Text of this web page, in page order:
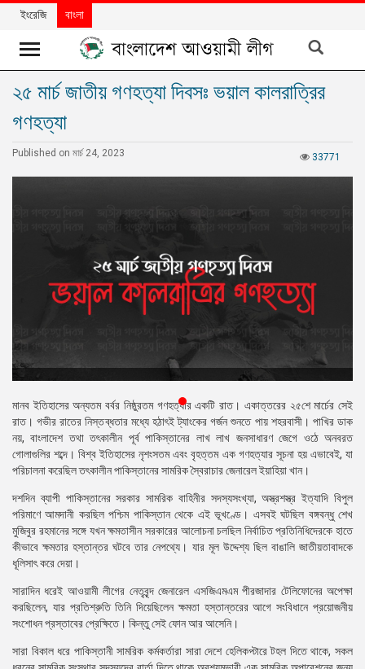
খবর
দলের
বিশেষ
নিউজলেটার
প্রেস
রিলিজ
প্রকাশনা
গ্যালারি
বিএনপি-
জামায়াত
সহিংসতা
সংগঠন
নির্বাচনী
ইশতেহার
ইংরেজি বাংলা
২৫ মার্চ জাতীয় গণহত্যা দিবসঃ ভয়াল কালরাত্রির
গণহত্যা
33771
Published on মার্চ 24, 2023
মানব ইতিহাসের অন্যতম বর্বর নিষ্ঠুরতম গণহত্যার একটি রাত। একাত্তরের ২৫শে মার্চের সেই
রাত। গভীর রাতের নিস্তব্ধতার মধ্যে হঠাৎই ট্যাংকের গর্জন শুনতে পায় শহরবাসী। পাখির ডাক
নয়, বাংলাদেশ তথা তৎকালীন পূর্ব পাকিস্তানের লাখ লাখ জনসাধারণ জেগে ওঠে অনবরত
গোলাগুলির শব্দে। বিশ্ব ইতিহাসের নৃশংসতম এবং বৃহত্তম এক গণহত্যার সূচনা হয় এভাবেই, যা
পরিচালনা করেছিল তৎকালীন পাকিস্তানের সামরিক স্বৈরাচার জেনারেল ইয়াহিয়া খান।
দশদিন ব্যাপী পাকিস্তানের সরকার সামরিক বাহিনীর সদস্যসংখ্যা, অস্ত্রশস্ত্র ইত্যাদি বিপুল
পরিমাণে আমদানী করছিল পশ্চিম পাকিস্তান থেকে এই ভূখণ্ডে। এসবই ঘটছিল বঙ্গবন্ধু শেখ
মুজিবুর রহমানের সঙ্গে যখন ক্ষমতাসীন সরকারের আলোচনা চলছিল নির্বাচিত প্রতিনিধিদেরকে হাতে
কীভাবে ক্ষমতার হস্তান্তর ঘটবে তার নেপথ্যে। যার মূল উদ্দেশ্য ছিল বাঙালি জাতীয়তাবাদকে
ধূলিসাৎ করে দেয়া।
সারাদিন ধরেই আওয়ামী লীগের নেতৃবৃন্দ জেনারেল এসজিএমএম পীরজাদার টেলিফোনের অপেক্ষা
করছিলেন, যার প্রতিশ্রুতি তিনি দিয়েছিলেন ক্ষমতা হস্তান্তরের আগে সংবিধানে প্রয়োজনীয়
সংশোধন প্রস্তাবের প্রেক্ষিতে। কিন্তু সেই ফোন আর আসেনি।
সারা বিকাল ধরে পাকিস্তানী সামরিক কর্মকর্তারা সারা দেশে হেলিকপ্টারে টহল দিতে থাকে, সকল